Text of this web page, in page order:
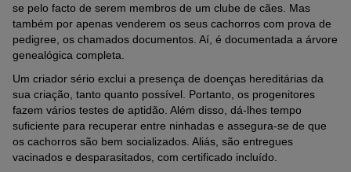
se pelo facto de serem membros de um clube de cães. Mas
também por apenas venderem os seus cachorros com prova de
pedigree, os chamados documentos. Aí, é documentada a árvore
genealógica completa.
Um criador sério exclui a presença de doenças hereditárias da
sua criação, tanto quanto possível. Portanto, os progenitores
fazem vários testes de aptidão. Além disso, dá-lhes tempo
suficiente para recuperar entre ninhadas e assegura-se de que
os cachorros são bem socializados. Aliás, são entregues
vacinados e desparasitados, com certificado incluído.